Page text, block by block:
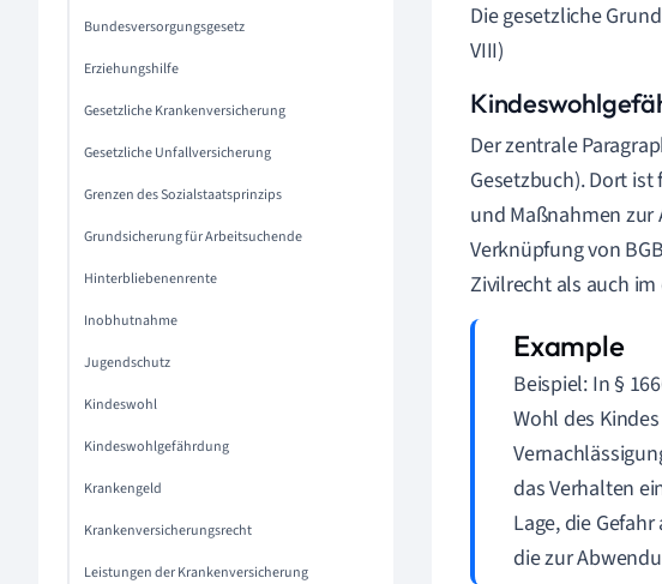
Bundesversorgungsgesetz
Erziehungshilfe
Gesetzliche Krankenversicherung
Gesetzliche Unfallversicherung
Grenzen des Sozialstaatsprinzips
Grundsicherung für Arbeitsuchende
Hinterbliebenenrente
Inobhutnahme
Jugendschutz
Kindeswohl
Kindeswohlgefährdung
Krankengeld
Krankenversicherungsrecht
Leistungen der Krankenversicherung
Die gesetzliche
VIII)
Der zentrale
Gesetzbuch). Dort
und Maßnahmen
Verknüpfung von
Zivilrecht als auch
Beispiel: In §
Wohl des
das Verhalten
Lage, die
die zur